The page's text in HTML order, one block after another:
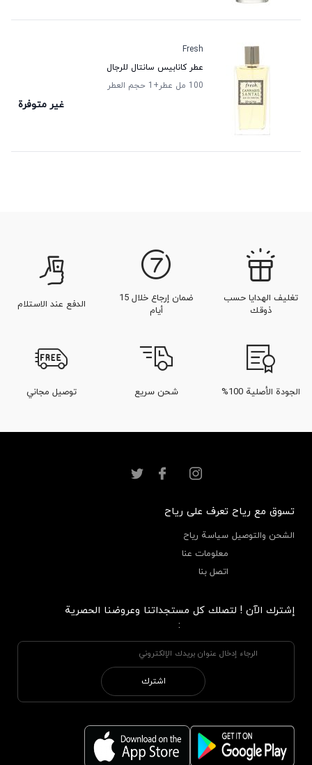
Fresh
عطر كانابيس سانتال للرجال
100 مل عطر
+1 حجم العطر
غير متوفرة
تغليف الهدايا حسب
ذوقك
ضمان إرجاع خلال 15
أيام
الدفع عند الاستلام
الجودة الأصلية 100% شحن سريع توصيل مجاني
تسوق مع رياح
الشحن والتوصيل
تعرف على رياح
سياسة رياح
معلومات عنا
اتصل بنا
إشترك الآن ! لتصلك كل مستجداتنا وعروضنا الحصرية
:
اشترك